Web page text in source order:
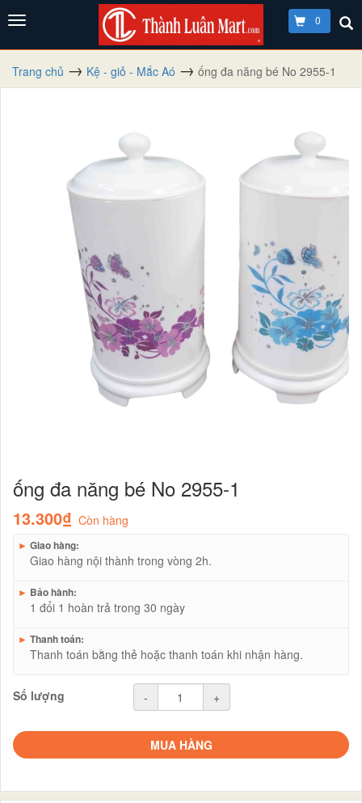
0
Trang chủ Kệ - giỏ - Mắc Aó ống đa năng bé No 2955-1
ống đa năng bé No 2955-1
13.300₫ Còn hàng
► Giao hàng:
Giao hàng nội thành trong vòng 2h.
► Bảo hành:
1 đổi 1 hoàn trả trong 30 ngày
► Thanh toán:
Thanh toán bằng thẻ hoặc thanh toán khi nhận hàng.
Số lượng - +
MUA HÀNG